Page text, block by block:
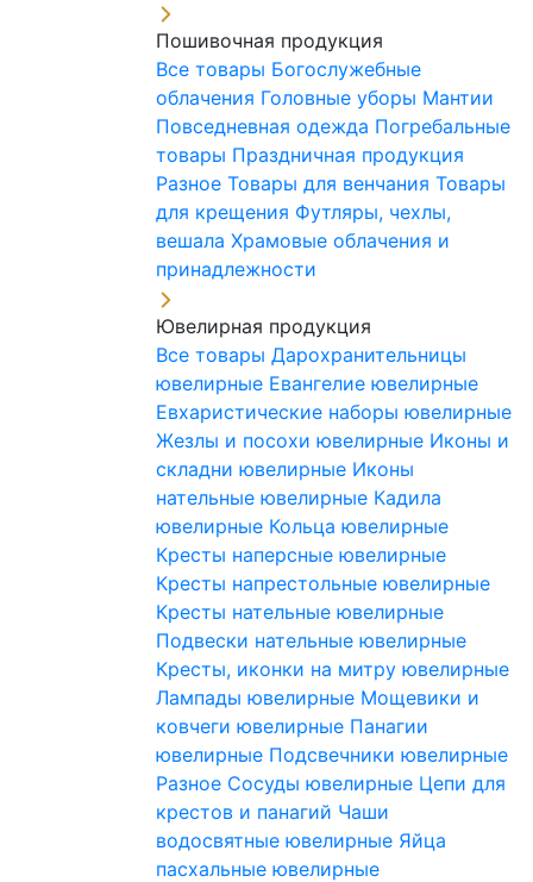
Пошивочная продукция
Все товары Богослужебные
облачения Головные уборы Мантии
Повседневная одежда Погребальные
товары Праздничная продукция
Разное Товары для венчания Товары
для крещения Футляры, чехлы,
вешала Храмовые облачения и
принадлежности
Ювелирная продукция
Все товары Дарохранительницы
ювелирные Евангелие ювелирные
Евхаристические наборы ювелирные
Жезлы и посохи ювелирные Иконы и
складни ювелирные Иконы
нательные ювелирные Кадила
ювелирные Кольца ювелирные
Кресты наперсные ювелирные
Кресты напрестольные ювелирные
Кресты нательные ювелирные
Подвески нательные ювелирные
Кресты, иконки на митру ювелирные
Лампады ювелирные Мощевики и
ковчеги ювелирные Панагии
ювелирные Подсвечники ювелирные
Разное Сосуды ювелирные Цепи для
крестов и панагий Чаши
водосвятные ювелирные Яйца
пасхальные ювелирные